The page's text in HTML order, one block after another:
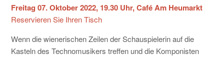
Freitag 07. Oktober 2022, 19.30 Uhr, Café Am Heumarkt
Reservieren Sie Ihren Tisch
Wenn die wienerischen Zeilen der Schauspielerin auf die
Kasteln des Technomusikers treffen und die Komponisten